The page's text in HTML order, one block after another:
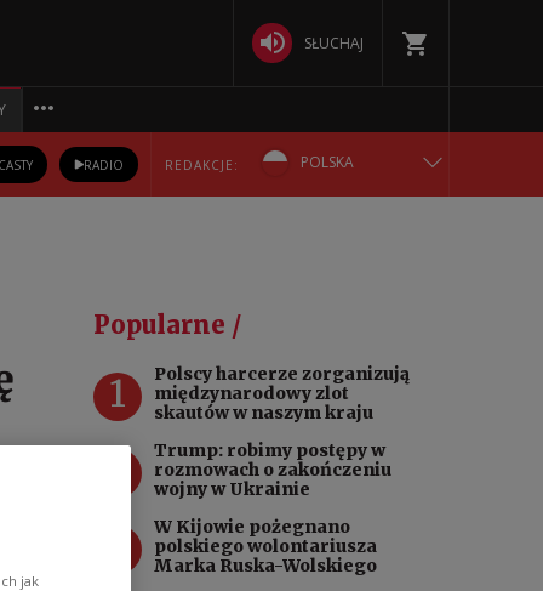
SŁUCHAJ
RADIO REDAKCJE: POLSKA
РУССКИЙ
УКРАЇНСЬКА
Popularne /
1
Polscy harcerze zorganizują
międzynarodowy zlot
skautów w naszym kraju
Trump: robimy postępy w
rozmowach o zakończeniu
wojny w Ukrainie
W Kijowie pożegnano
polskiego wolontariusza
Marka Ruska-Wolskiego
jak